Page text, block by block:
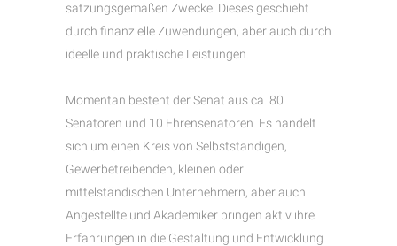
satzungsgemäßen Zwecke. Dieses geschieht
durch finanzielle Zuwendungen, aber auch durch
ideelle und praktische Leistungen.
Momentan besteht der Senat aus ca. 80
Senatoren und 10 Ehrensenatoren. Es handelt
sich um einen Kreis von Selbstständigen,
Gewerbetreibenden, kleinen oder
mittelständischen Unternehmern, aber auch
Angestellte und Akademiker bringen aktiv ihre
Erfahrungen in die Gestaltung und Entwicklung